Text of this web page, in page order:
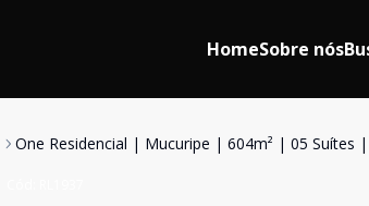
HomeSobre nós
One Residencial | Mucuripe | 604m² | 05 Suítes |